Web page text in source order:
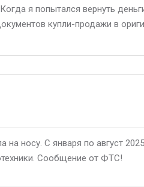
я попытался вернуть
купли-продажи в
носу. С января по август
Сообщение от ФТС!